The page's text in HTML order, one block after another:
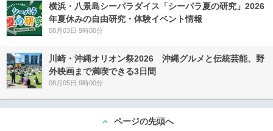
横浜・八景島シーパラダイス「シーパラ夏の研究」2026
年夏休みの自由研究・体験イベント情報
08月03日 9時00分
川崎・沖縄オリオン祭2026 沖縄グルメと伝統芸能、野
外映画まで満喫できる3日間
08月05日 9時00分
ページの先頭へ